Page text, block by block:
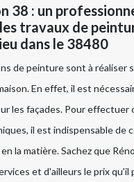
38 : un
travaux de
dans le 38480
de peinture sont à réaliser
En effet, il est
les façades. Pour effectuer
il est indispensable de
la matière. Sachez que
et d'ailleurs le prix